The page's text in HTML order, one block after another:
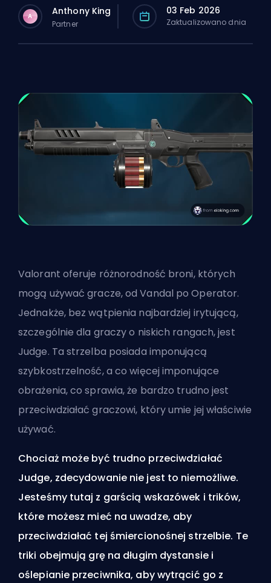
A Anthony King
Partner
03 Feb 2026
Zaktualizowano dnia
Valorant oferuje różnorodność broni, których
mogą używać gracze, od Vandal po Operator.
Jednakże, bez wątpienia najbardziej irytującą,
szczególnie dla graczy o niskich rangach, jest
Judge. Ta strzelba posiada imponującą
szybkostrzelność, a co więcej imponujące
obrażenia, co sprawia, że bardzo trudno jest
przeciwdziałać graczowi, który umie jej właściwie
używać.
Chociaż może być trudno przeciwdziałać
Judge, zdecydowanie nie jest to niemożliwe.
Jesteśmy tutaj z garścią wskazówek i trików,
które możesz mieć na uwadze, aby
przeciwdziałać tej śmiercionośnej strzelbie. Te
triki obejmują grę na długim dystansie i
oślepianie przeciwnika, aby wytrącić go z